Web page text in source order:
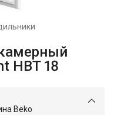
HBT 18
Beko